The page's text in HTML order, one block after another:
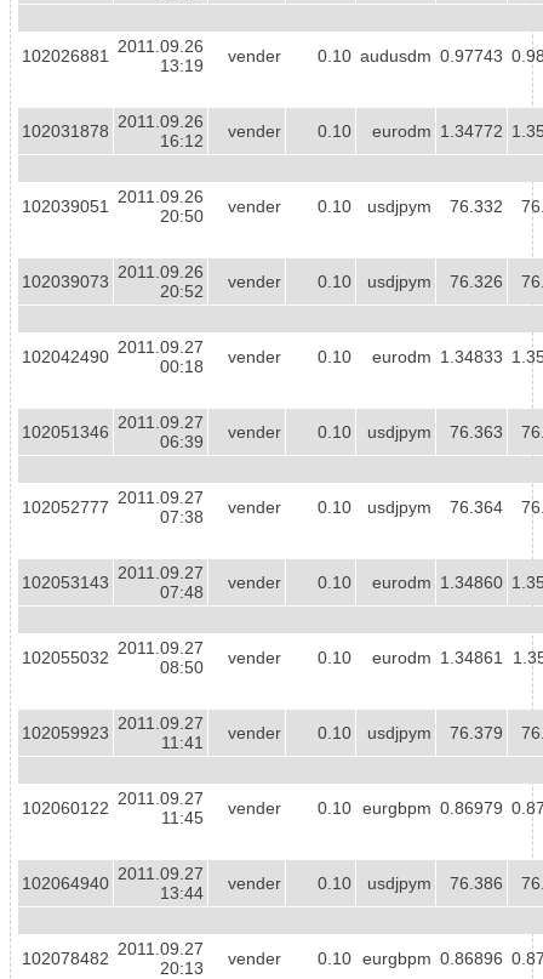
102026881
2011.09.26
13:19
vender 0.10 audusdm 0.97743
102031878 2011.09.26
16:12
vender 0.10 eurodm 1.34772
102039051
2011.09.26
20:50
vender 0.10 usdjpym 76.332
102039073 2011.09.26
20:52
vender 0.10 usdjpym 76.326
102042490 2011.09.27
00:18
vender 0.10 eurodm 1.34833
102051346 2011.09.27
06:39
vender 0.10 usdjpym 76.363
102052777 2011.09.27
07:38
vender 0.10 usdjpym 76.364
102053143 2011.09.27
07:48
vender 0.10 eurodm 1.34860
102055032 2011.09.27
08:50
vender 0.10 eurodm 1.34861
102059923 2011.09.27
11:41
vender 0.10 usdjpym 76.379
102060122 2011.09.27
11:45
vender 0.10 eurgbpm 0.86979
102064940 2011.09.27
13:44
vender 0.10 usdjpym 76.386
102078482 2011.09.27
20:13
vender 0.10 eurgbpm 0.86896